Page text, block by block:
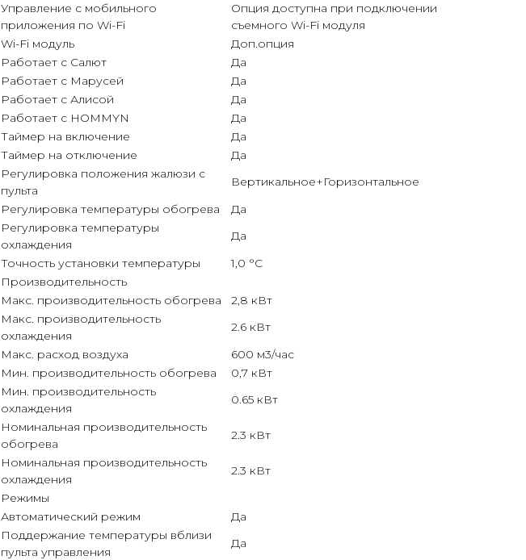
Управление c мобильного
приложения по Wi-Fi
Опция доступна при подключении
съемного Wi-Fi модуля
Wi-Fi модуль
Доп.опция
Работает с Салют
Да
Работает с Марусей
Да
Работает с Алисой
Да
Работает с HOMMYN
Да
Таймер на включение
Да
Таймер на отключение
Да
Регулировка положения жалюзи с
пульта
Вертикальное+Горизонтальное
Регулировка температуры обогрева
Да
Регулировка температуры
охлаждения
Да
Точность установки температуры
1,0 °С
Производительность
Макс. производительность обогрева
2,8 кВт
Макс. производительность
охлаждения
2.6 кВт
Макс. расход воздуха
600 м3/час
Мин. производительность обогрева
0,7 кВт
Мин. производительность
охлаждения
0.65 кВт
Номинальная производительность
обогрева
2.3 кВт
Номинальная производительность
охлаждения
2.3 кВт
Режимы
Автоматический режим
Да
Поддержание температуры вблизи
пульта управления
Да